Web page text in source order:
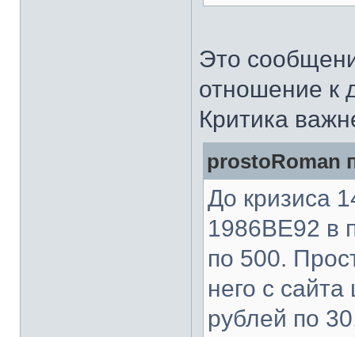
Это
отношение к
Критика
prostoRoman
До кризиса
1986ВЕ92 в
по 500.
него с
рублей по